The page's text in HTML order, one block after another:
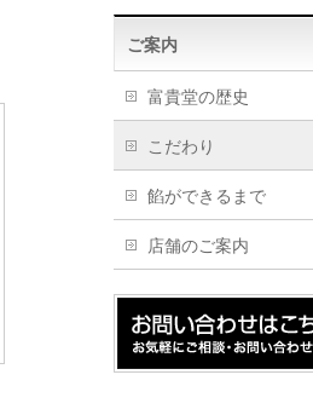
ご案内
富貴堂の歴史
こだわり
餡ができるまで
店舗のご案内